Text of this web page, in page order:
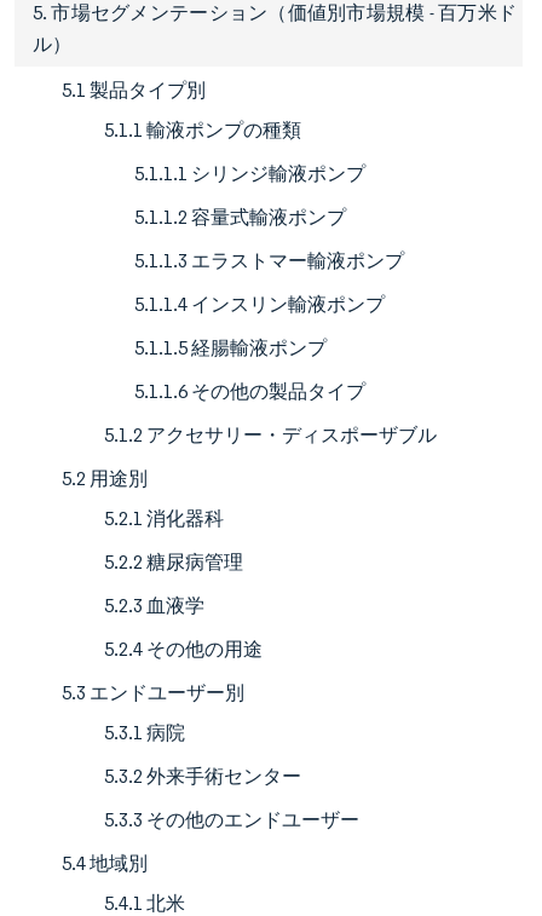
5. 市場セグメンテーション（価値別市場規模 - 百万米ド
ル）
5.1 製品タイプ別
5.1.1 輸液ポンプの種類
5.1.1.1 シリンジ輸液ポンプ
5.1.1.2 容量式輸液ポンプ
5.1.1.3 エラストマー輸液ポンプ
5.1.1.4 インスリン輸液ポンプ
5.1.1.5 経腸輸液ポンプ
5.1.1.6 その他の製品タイプ
5.1.2 アクセサリー・ディスポーザブル
5.2 用途別
5.2.1 消化器科
5.2.2 糖尿病管理
5.2.3 血液学
5.2.4 その他の用途
5.3 エンドユーザー別
5.3.1 病院
5.3.2 外来手術センター
5.3.3 その他のエンドユーザー
5.4 地域別
5.4.1 北米